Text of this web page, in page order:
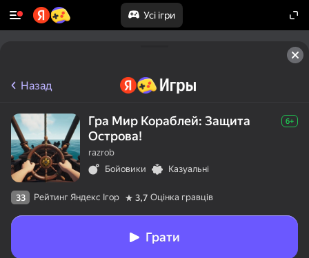
Усі ігри
Назад
Гра Мир Кораблей: Защита
Острова!
6+
razrob
Бойовики
Казуальні
33 Рейтинг Яндекс Ігор 3,7 Оцінка гравців
Грати